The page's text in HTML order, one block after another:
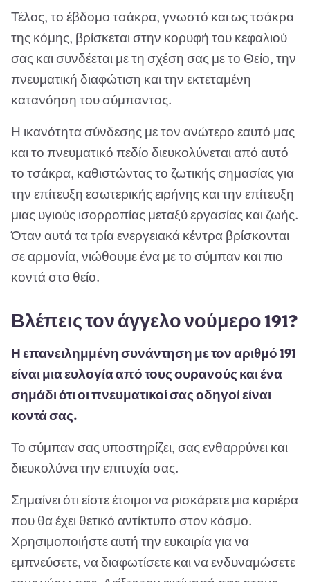
Τέλος, το έβδομο τσάκρα, γνωστό και ως τσάκρα
της κόμης, βρίσκεται στην κορυφή του κεφαλιού
σας και συνδέεται με τη σχέση σας με το Θείο, την
πνευματική διαφώτιση και την εκτεταμένη
κατανόηση του σύμπαντος.
Η ικανότητα σύνδεσης με τον ανώτερο εαυτό μας
και το πνευματικό πεδίο διευκολύνεται από αυτό
το τσάκρα, καθιστώντας το ζωτικής σημασίας για
την επίτευξη εσωτερικής ειρήνης και την επίτευξη
μιας υγιούς ισορροπίας μεταξύ εργασίας και ζωής.
Όταν αυτά τα τρία ενεργειακά κέντρα βρίσκονται
σε αρμονία, νιώθουμε ένα με το σύμπαν και πιο
κοντά στο θείο.
Βλέπεις τον άγγελο νούμερο 191?
Η επανειλημμένη συνάντηση με τον αριθμό 191
είναι μια ευλογία από τους ουρανούς και ένα
σημάδι ότι οι πνευματικοί σας οδηγοί είναι
κοντά σας.
Το σύμπαν σας υποστηρίζει, σας ενθαρρύνει και
διευκολύνει την επιτυχία σας.
Σημαίνει ότι είστε έτοιμοι να ρισκάρετε μια καριέρα
που θα έχει θετικό αντίκτυπο στον κόσμο.
Χρησιμοποιήστε αυτή την ευκαιρία για να
εμπνεύσετε, να διαφωτίσετε και να ενδυναμώσετε